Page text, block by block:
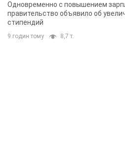
Одновременно с повышением
правительство объявило об
стипендий
9 годин тому 8,7 т.